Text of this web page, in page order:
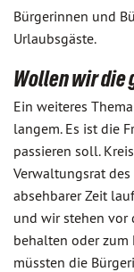
Bürgerinnen und
Urlaubsgäste.
Wollen wir die
Ein weiteres
langem. Es ist die
passieren soll.
Verwaltungsrat
absehbarer Zeit
und wir stehen vor
behalten oder zum
müssten die